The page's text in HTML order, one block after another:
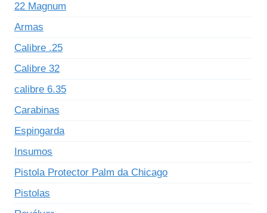
22 Magnum
Armas
Calibre .25
Calibre 32
calibre 6.35
Carabinas
Espingarda
Insumos
Pistola Protector Palm da Chicago
Pistolas